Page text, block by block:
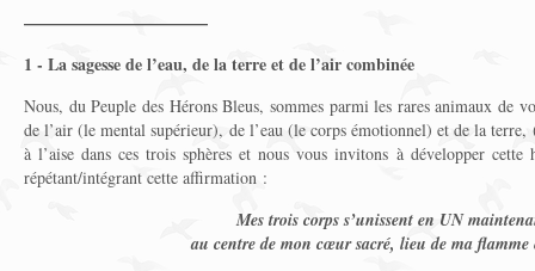
———————————
1 - La sagesse de l’eau, de la terre et de l’air combinée
Nous, du Peuple des Hérons Bleus, sommes parmi les rares animaux de
de l’air (le mental supérieur), de l’eau (le corps émotionnel) et de la terre,
à l’aise dans ces trois sphères et nous vous invitons à développer
répétant/intégrant cette affirmation :
Mes trois corps s’unissent en UN
au centre de mon cœur sacré, lieu de ma flamme